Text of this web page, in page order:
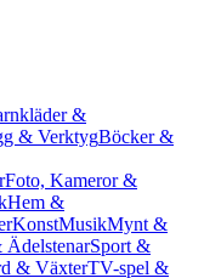
&
& VerktygBöcker &
Foto, Kameror &
Hem &
KonstMusikMynt &
ÄdelstenarSport &
& VäxterTV-spel &